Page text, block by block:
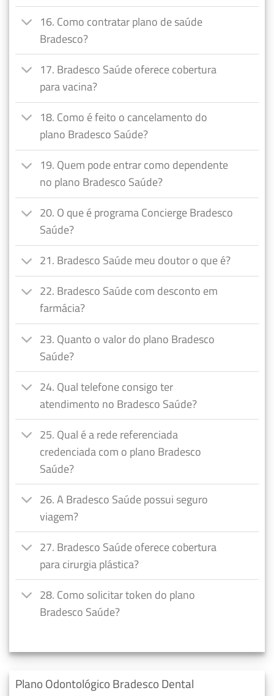
16. Como contratar plano de saúde
Bradesco?
17. Bradesco Saúde oferece cobertura
para vacina?
18. Como é feito o cancelamento do
plano Bradesco Saúde?
19. Quem pode entrar como dependente
no plano Bradesco Saúde?
20. O que é programa Concierge Bradesco
Saúde?
21. Bradesco Saúde meu doutor o que é?
22. Bradesco Saúde com desconto em
farmácia?
23. Quanto o valor do plano Bradesco
Saúde?
24. Qual telefone consigo ter
atendimento no Bradesco Saúde?
25. Qual é a rede referenciada
credenciada com o plano Bradesco
Saúde?
26. A Bradesco Saúde possui seguro
viagem?
27. Bradesco Saúde oferece cobertura
para cirurgia plástica?
28. Como solicitar token do plano
Bradesco Saúde?
Plano Odontológico Bradesco Dental